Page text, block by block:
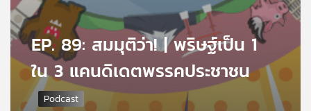
เครือ
ข่าย
วิทยุ
EP. 89: สมมุติว่า! | พริษฐ์เป็น 1
ใน 3 แคนดิเดตพรรคประชาชน